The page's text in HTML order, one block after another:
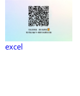
excel